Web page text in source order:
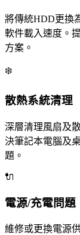
將傳統HDD更換
軟件載入速度。
方案。
❄️
散熱系統清理
深層清理風扇及
決筆記本電腦及
題。
🔌
電源/充電問題
維修或更換電源